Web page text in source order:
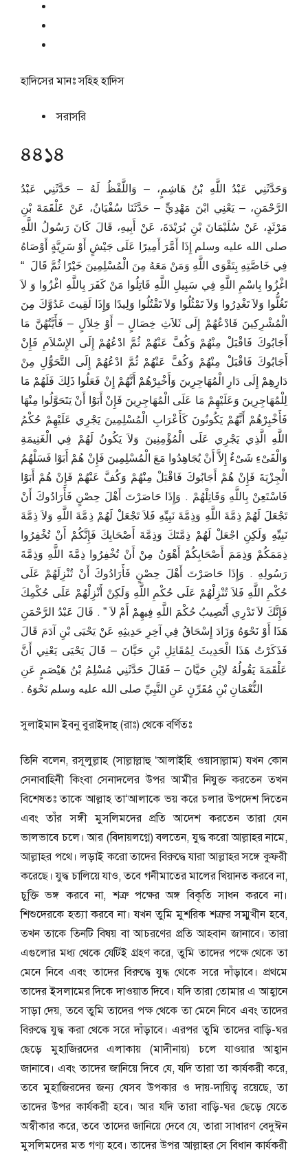
হাদিসের মানঃসহিহ হাদিস
সরাসরি
৪৪১৪
وَحَدَّثَنِي عَبْدُ اللَّهِ بْنُ هَاشِمٍ، – وَاللَّفْظُ لَهُ – حَدَّثَنِي عَبْدُ
الرَّحْمَنِ، – يَعْنِي ابْنَ مَهْدِيٍّ – حَدَّثَنَا سُفْيَانُ، عَنْ عَلْقَمَةَ بْنِ
مَرْثَدٍ، عَنْ سُلَيْمَانَ بْنِ بُرَيْدَةَ، عَنْ أَبِيهِ، قَالَ كَانَ رَسُولُ اللَّهِ
صلى الله عليه وسلم إِذَا أَمَّرَ أَمِيرًا عَلَى جَيْشٍ أَوْ سَرِيَّةٍ أَوْصَاهُ
فِي خَاصَّتِهِ بِتَقْوَى اللَّهِ وَمَنْ مَعَهُ مِنَ الْمُسْلِمِينَ خَيْرًا ثُمَّ قَالَ ‏ “‏
اغْزُوا بِاسْمِ اللَّهِ فِي سَبِيلِ اللَّهِ قَاتِلُوا مَنْ كَفَرَ بِاللَّهِ اغْزُوا وَ لاَ
تَغُلُّوا وَلاَ تَغْدِرُوا وَلاَ تَمْثُلُوا وَلاَ تَقْتُلُوا وَلِيدًا وَإِذَا لَقِيتَ عَدُوَّكَ مِنَ
الْمُشْرِكِينَ فَادْعُهُمْ إِلَى ثَلاَثِ خِصَالٍ – أَوْ خِلاَلٍ – فَأَيَّتُهُنَّ مَا
أَجَابُوكَ فَاقْبَلْ مِنْهُمْ وَكُفَّ عَنْهُمْ ثُمَّ ادْعُهُمْ إِلَى الإِسْلاَمِ فَإِنْ
أَجَابُوكَ فَاقْبَلْ مِنْهُمْ وَكُفَّ عَنْهُمْ ثُمَّ ادْعُهُمْ إِلَى التَّحَوُّلِ مِنْ
دَارِهِمْ إِلَى دَارِ الْمُهَاجِرِينَ وَأَخْبِرْهُمْ أَنَّهُمْ إِنْ فَعَلُوا ذَلِكَ فَلَهُمْ مَا
لِلْمُهَاجِرِينَ وَعَلَيْهِمْ مَا عَلَى الْمُهَاجِرِينَ فَإِنْ أَبَوْا أَنْ يَتَحَوَّلُوا مِنْهَا
فَأَخْبِرْهُمْ أَنَّهُمْ يَكُونُونَ كَأَعْرَابِ الْمُسْلِمِينَ يَجْرِي عَلَيْهِمْ حُكْمُ
اللَّهِ الَّذِي يَجْرِي عَلَى الْمُؤْمِنِينَ وَلاَ يَكُونُ لَهُمْ فِي الْغَنِيمَةِ
وَالْفَىْءِ شَىْءٌ إِلاَّ أَنْ يُجَاهِدُوا مَعَ الْمُسْلِمِينَ فَإِنْ هُمْ أَبَوْا فَسَلْهُمُ
الْجِزْيَةَ فَإِنْ هُمْ أَجَابُوكَ فَاقْبَلْ مِنْهُمْ وَكُفَّ عَنْهُمْ فَإِنْ هُمْ أَبَوْا
فَاسْتَعِنْ بِاللَّهِ وَقَاتِلْهُمْ ‏.‏ وَإِذَا حَاصَرْتَ أَهْلَ حِصْنٍ فَأَرَادُوكَ أَنْ
تَجْعَلَ لَهُمْ ذِمَّةَ اللَّهِ وَذِمَّةَ نَبِيِّهِ فَلاَ تَجْعَلْ لَهُمْ ذِمَّةَ اللَّهِ وَلاَ ذِمَّةَ
نَبِيِّهِ وَلَكِنِ اجْعَلْ لَهُمْ ذِمَّتَكَ وَذِمَّةَ أَصْحَابِكَ فَإِنَّكُمْ أَنْ تُخْفِرُوا
ذِمَمَكُمْ وَذِمَمَ أَصْحَابِكُمْ أَهْوَنُ مِنْ أَنْ تُخْفِرُوا ذِمَّةَ اللَّهِ وَذِمَّةَ
رَسُولِهِ ‏.‏ وَإِذَا حَاصَرْتَ أَهْلَ حِصْنٍ فَأَرَادُوكَ أَنْ تُنْزِلَهُمْ عَلَى
حُكْمِ اللَّهِ فَلاَ تُنْزِلْهُمْ عَلَى حُكْمِ اللَّهِ وَلَكِنْ أَنْزِلْهُمْ عَلَى حُكْمِكَ
فَإِنَّكَ لاَ تَدْرِي أَتُصِيبُ حُكْمَ اللَّهِ فِيهِمْ أَمْ لاَ ‏”‏ ‏.‏ قَالَ عَبْدُ الرَّحْمَنِ
هَذَا أَوْ نَحْوَهُ وَزَادَ إِسْحَاقُ فِي آخِرِ حَدِيثِهِ عَنْ يَحْيَى بْنِ آدَمَ قَالَ
فَذَكَرْتُ هَذَا الْحَدِيثَ لِمُقَاتِلِ بْنِ حَيَّانَ – قَالَ يَحْيَى يَعْنِي أَنَّ
عَلْقَمَةَ يَقُولُهُ لاِبْنِ حَيَّانَ – فَقَالَ حَدَّثَنِي مُسْلِمُ بْنُ هَيْصَمٍ عَنِ
النُّعْمَانِ بْنِ مُقَرِّنٍ عَنِ النَّبِيِّ صلى الله عليه وسلم نَحْوَهُ ‏.‏
সুলাইমান ইবনু বুরাইদাহ্ (রাঃ) থেকে বর্ণিতঃ
তিনি বলেন, রসূলুল্লাহ (সাল্লাল্লাহু ‘আলাইহি ওয়াসাল্লাম) যখন কোন
সেনাবাহিনী কিংবা সেনাদলের উপর আমীর নিযুক্ত করতেন তখন
বিশেষতঃ তাকে আল্লাহ তা‘আলাকে ভয় করে চলার উপদেশ দিতেন
এবং তাঁর সঙ্গী মুসলিমদের প্রতি আদেশ করতেন তারা যেন
ভালভাবে চলে। আর (বিদায়লগ্নে) বলতেন, যুদ্ধ করো আল্লাহর নামে,
আল্লাহর পথে। লড়াই করো তাদের বিরুদ্ধে যারা আল্লাহর সঙ্গে কুফরী
করেছে। যুদ্ধ চালিয়ে যাও, তবে গনীমাতের মালের খিয়ানত করবে না,
চু্ক্তি ভঙ্গ করবে না, শত্রু পক্ষের অঙ্গ বিকৃতি সাধন করবে না।
শিশুদেরকে হত্যা করবে না। যখন তুমি মুশরিক শত্রুর সম্মুখীন হবে,
তখন তাকে তিনটি বিষয় বা আচরণের প্রতি আহবান জানাবে। তারা
এগুলোর মধ্য থেকে যেটিই গ্রহণ করে, তুমি তাদের পক্ষে থেকে তা
মেনে নিবে এবং তাদের বিরুদ্ধে যুদ্ধ থেকে সরে দাঁড়াবে। প্রথমে
তাদের ইসলামের দিকে দাওয়াত দিবে। ‍যদি তারা তোমার এ আহ্বানে
সাড়া দেয়, তবে তুমি তাদের পক্ষ থেকে তা মেনে নিবে এবং তাদের
বিরুদ্ধে যুদ্ধ করা থেকে সরে দাঁড়াবে। এরপর তুমি তাদের বাড়ি-ঘর
ছেড়ে মুহাজিরদের এলাকায় (মাদীনায়) চলে যাওয়ার আহ্বান
জানাবে। এবং তাদের জানিয়ে দিবে যে, যদি তারা তা কার্যকরী করে,
তবে মুহাজিরদের জন্য যেসব উপকার ও দায়-দায়িত্ব রয়েছে, তা
তাদের উপর কার্যকরী হবে। আর যদি তারা বাড়ি-ঘর ছেড়ে যেতে
অস্বীকার করে, তবে তাদের জানিয়ে দেবে যে, তারা সাধারণ বেদুঈন
মুসলিমদের মত গণ্য হবে। তাদের উপর আল্লাহর সে বিধান কার্যকরী